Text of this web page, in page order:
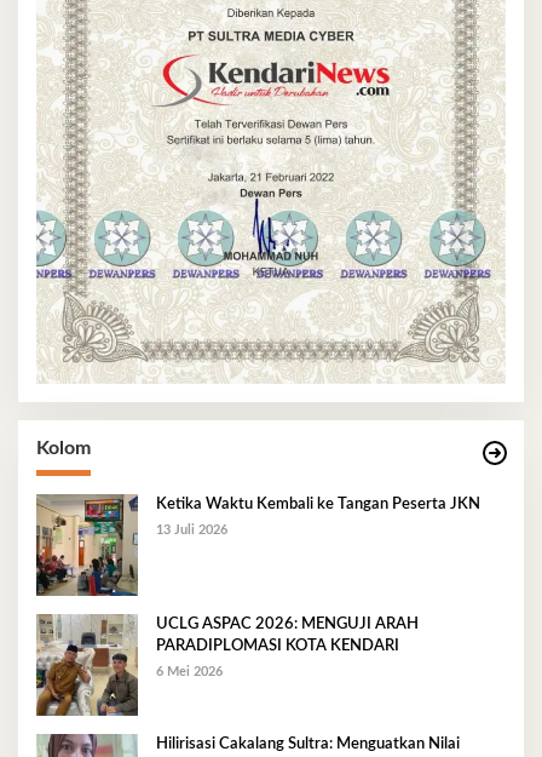
Kolom
Ketika Waktu Kembali ke Tangan Peserta JKN
13 Juli 2026
UCLG ASPAC 2026: MENGUJI ARAH
PARADIPLOMASI KOTA KENDARI
6 Mei 2026
Hilirisasi Cakalang Sultra: Menguatkan Nilai